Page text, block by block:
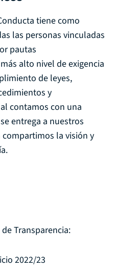
tiene como
las personas vinculadas
pautas
alto nivel de exigencia
de leyes,
y
contamos con una
entrega a nuestros
la visión y
Transparencia:
2022/23